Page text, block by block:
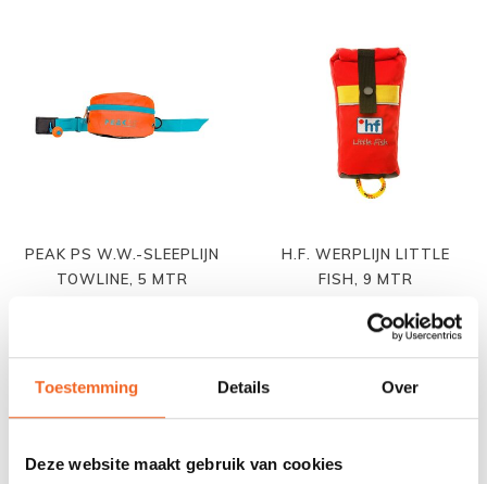
Toestemming Details Over
Deze website maakt gebruik van cookies
PEAK PS W.W.-SLEEPLIJN
TOWLINE, 5 MTR
H.F. WERPLIJN LITTLE
FISH, 9 MTR